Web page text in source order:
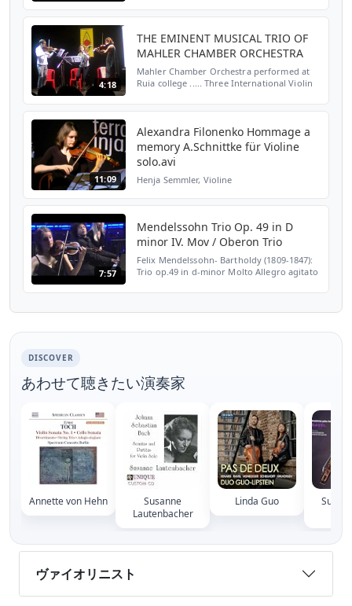
4:18
THE EMINENT MUSICAL TRIO OF
MAHLER CHAMBER ORCHESTRA
Mahler Chamber Orchestra performed at
Ruia college ..... Three International Violin
11:09
Alexandra Filonenko Hommage a
memory A.Schnittke für Violine
solo.avi
Henja Semmler, Violine
7:57
Mendelssohn Trio Op. 49 in D
minor IV. Mov / Oberon Trio
Felix Mendelssohn- Bartholdy (1809-1847):
Trio op.49 in d-minor Molto Allegro agitato
DISCOVER
あわせて聴きたい演奏家
Annette von Hehn
Susanne
Lautenbacher
Linda Guo
ヴァイオリニスト